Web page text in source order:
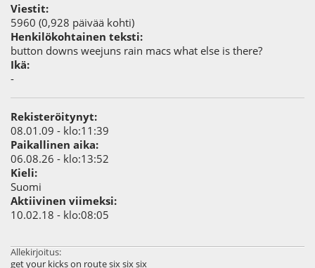
Viestit:
5960 (0,928 päivää kohti)
Henkilökohtainen teksti:
button downs weejuns rain macs what else is there?
Ikä:
-
Rekisteröitynyt:
08.01.09 - klo:11:39
Paikallinen aika:
06.08.26 - klo:13:52
Kieli:
Suomi
Aktiivinen viimeksi:
10.02.18 - klo:08:05
Allekirjoitus:
get your kicks on route six six six